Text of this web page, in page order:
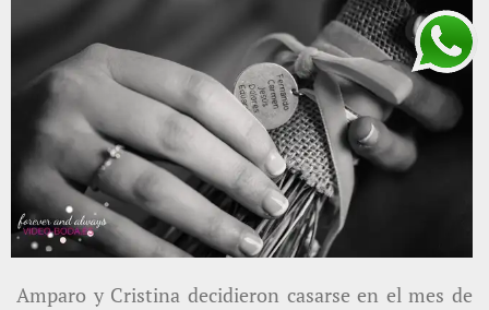
Amparo y Cristina decidieron casarse en el mes de